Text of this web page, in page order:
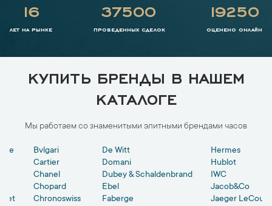
16
лет на рынке
37500
проведенных сделок
19250
оценено онлайн
КУПИТЬ БРЕНДЫ В НАШЕМ
КАТАЛОГЕ
Мы работаем со знаменитыми элитными брендами часов
Bvlgari
Cartier
Chanel
Chopard
Chronoswiss
De Witt
Domani
Dubey & Schaldenbrand
Ebel
Faberge
Hermes
Hublot
IWC
Jacob&Co
Jaeger